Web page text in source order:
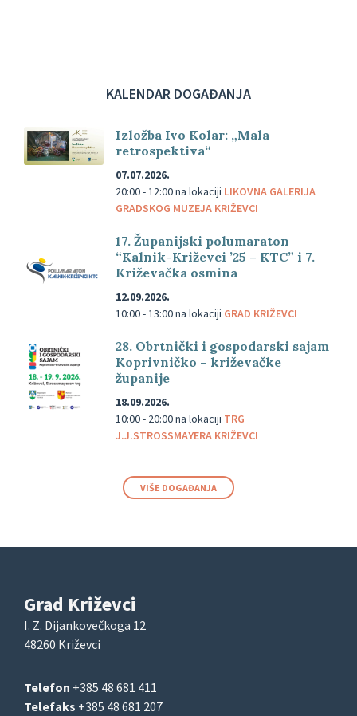
KALENDAR DOGAĐANJA
Izložba Ivo Kolar: „Mala
retrospektiva“
07.07.2026.
20:00 - 12:00na lokaciji LIKOVNA GALERIJA
GRADSKOG MUZEJA KRIŽEVCI
17. Županijski polumaraton
“Kalnik-Križevci ’25 – KTC” i 7.
Križevačka osmina
12.09.2026.
10:00 - 13:00na lokaciji GRAD KRIŽEVCI
28. Obrtnički i gospodarski sajam
Koprivničko – križevačke
županije
18.09.2026.
10:00 - 20:00na lokaciji TRG
J.J.STROSSMAYERA KRIŽEVCI
VIŠE DOGAĐANJA
Grad Križevci
I. Z. Dijankovečkoga 12
48260 Križevci
Telefon +385 48 681 411
Telefaks +385 48 681 207